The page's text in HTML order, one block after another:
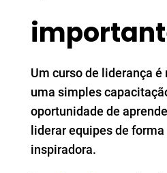
Um curso de liderança
uma simples
oportunidade de
liderar equipes de
inspiradora.